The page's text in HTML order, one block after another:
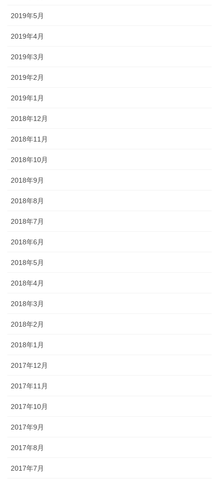
2019年5月
2019年4月
2019年3月
2019年2月
2019年1月
2018年12月
2018年11月
2018年10月
2018年9月
2018年8月
2018年7月
2018年6月
2018年5月
2018年4月
2018年3月
2018年2月
2018年1月
2017年12月
2017年11月
2017年10月
2017年9月
2017年8月
2017年7月